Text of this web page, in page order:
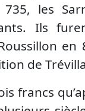
les
Ils
de
francs